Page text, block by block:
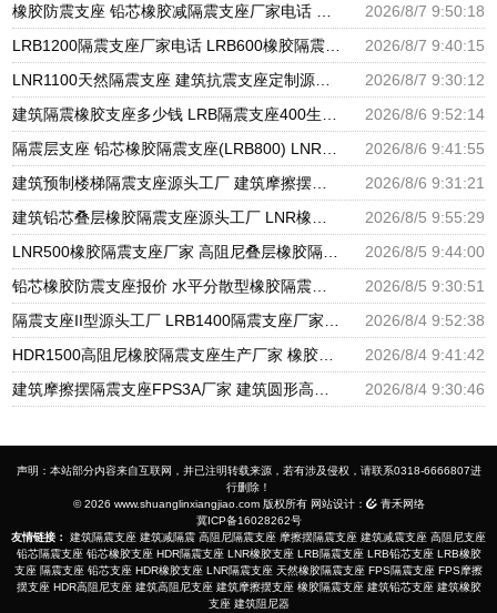
2026/8/7 9:50:18
2026/8/7 9:40:15
2026/8/7 9:30:12
2026/8/6 9:52:14
2026/8/6 9:41:55
2026/8/6 9:31:21
2026/8/5 9:55:29
2026/8/5 9:44:00
2026/8/5 9:30:51
2026/8/4 9:52:38
2026/8/4 9:41:42
2026/8/4 9:30:46
声明：本站部分内容来自互联网，并已注明转载来源，若有涉及侵权，请联系0318-6666807进
行删除！
© 2026 www.shuanglinxiangjiao.com 版权所有 网站设计：
青禾网络
冀ICP备16028262号
友情链接：
建筑隔震支座 建筑减隔震 高阻尼隔震支座 摩擦摆隔震支座 建筑减震支座 高阻尼支座
铅芯隔震支座 铅芯橡胶支座 HDR隔震支座 LNR橡胶支座 LRB隔震支座 LRB铅芯支座 LRB橡胶
支座 隔震支座 铅芯支座 HDR橡胶支座 LNR隔震支座 天然橡胶隔震支座 FPS隔震支座 FPS摩擦
摆支座 HDR高阻尼支座 建筑高阻尼支座 建筑摩擦摆支座 橡胶隔震支座 建筑铅芯支座 建筑橡胶
支座 建筑阻尼器